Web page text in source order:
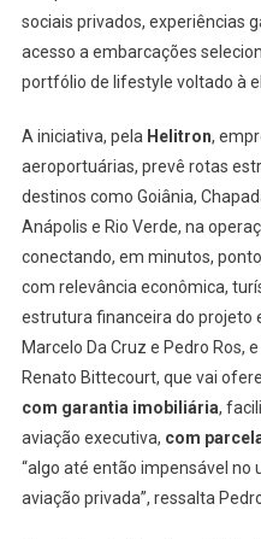
sociais privados, experiências
acesso a embarcações
portfólio de lifestyle voltado à
A iniciativa, pela Helitron,
aeroportuárias, prevê rotas
destinos como Goiânia,
Anápolis e Rio Verde, na
conectando, em minutos,
com relevância econômica,
estrutura financeira do projeto
Marcelo Da Cruz e Pedro Ros,
Renato Bittecourt, que vai
com garantia imobiliária,
aviação executiva, com
“algo até então impensável
aviação privada”, ressalta